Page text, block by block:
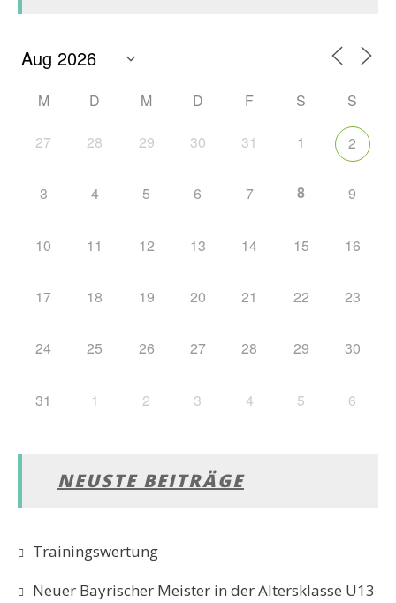
M D M D F S S
27 28 29 30 31 1 2
3 4 5 6 7 8 9
10 11 12 13 14 15 16
17 18 19 20 21 22 23
24 25 26 27 28 29 30
31 1 2 3 4 5 6
NEUSTE BEITRÄGE
Trainingswertung
Neuer Bayrischer Meister in der Altersklasse U13